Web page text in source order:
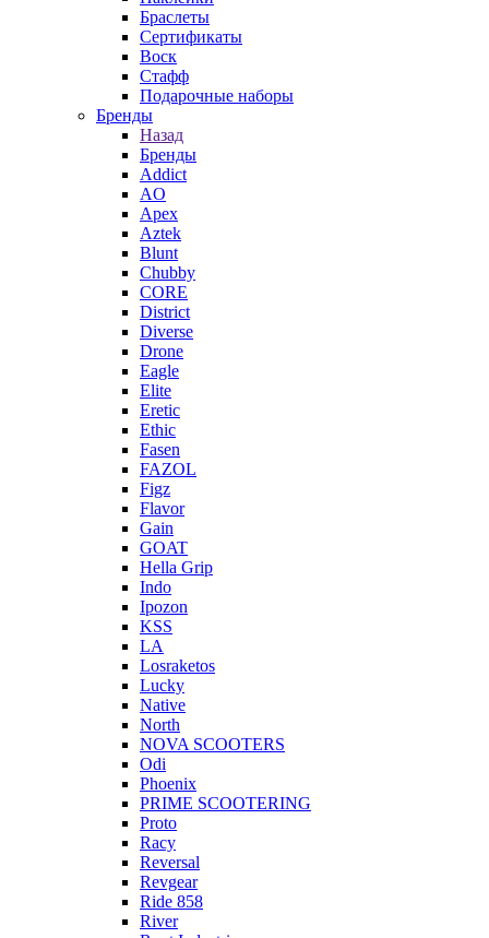
Браслеты
Сертификаты
Воск
Стафф
Подарочные наборы
Бренды
Назад
Бренды
Addict
AO
Apex
Aztek
Blunt
Chubby
CORE
District
Diverse
Drone
Eagle
Elite
Eretic
Ethic
Fasen
FAZOL
Figz
Flavor
Gain
GOAT
Hella Grip
Indo
Ipozon
KSS
LA
Losraketos
Lucky
Native
North
NOVA SCOOTERS
Odi
Phoenix
PRIME SCOOTERING
Proto
Racy
Reversal
Revgear
Ride 858
River